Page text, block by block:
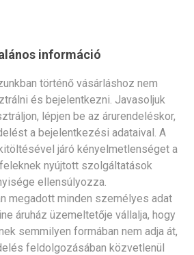
információ
történő vásárláshoz nem
és bejelentkezni. Javasoljuk
lépjen be az árurendeléskor,
a bejelentkezési adataival. A
járó kényelmetlenséget a
nyújtott szolgáltatások
ellensúlyozza.
megadott minden személyes adat
áruház üzemeltetője vállalja, hogy
semmilyen formában nem adja át,
feldolgozásában közvetlenül